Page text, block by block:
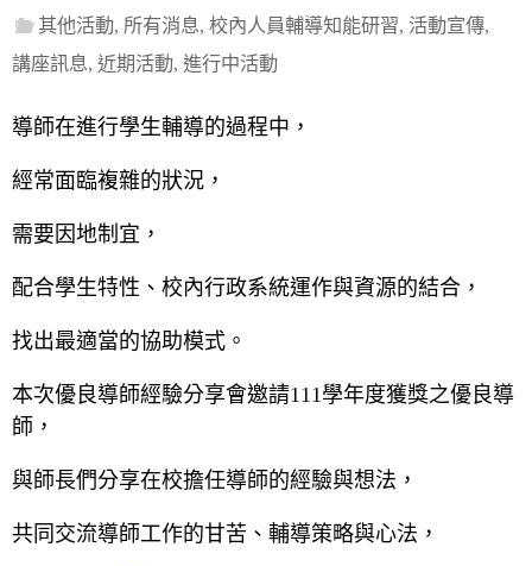
其他活動, 所有消息,校內人員輔導知能研習, 活動宣傳,
講座訊息, 近期活動, 進行中活動
導師在進行學生輔導的過程中，
經常面臨複雜的狀況，
需要因地制宜，
配合學生特性、校內行政系統運作與資源的結合，
找出最適當的協助模式。
本次優良導師經驗分享會邀請111學年度獲獎之優良導
師，
與師長們分享在校擔任導師的經驗與想法，
共同交流導師工作的甘苦、輔導策略與心法，